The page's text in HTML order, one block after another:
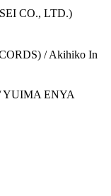
CO., LTD.)
/ Akihiko In
YUIMA ENYA